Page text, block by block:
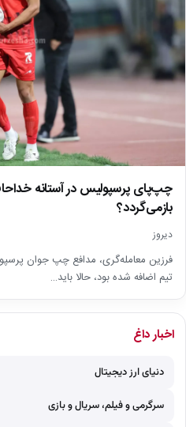
چپ‌پای پرسپولیس در آستانه
بازمی‌گردد؟
دیروز
فرزین معامله‌گری، مدافع چپ جوان
تیم اضافه شده بود، حالا باید…
اخبار داغ
دنیای ارز دیجیتال
سرگرمی و فیلم، سریال و بازی